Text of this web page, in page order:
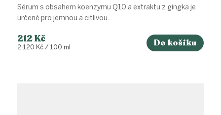
212 Kč
Měrná
2 120 Kč / 100 ml Do košíku
Sérum s obsahem koenzymu Q10 a extraktu z gingka je
určené pro jemnou a citlivou...